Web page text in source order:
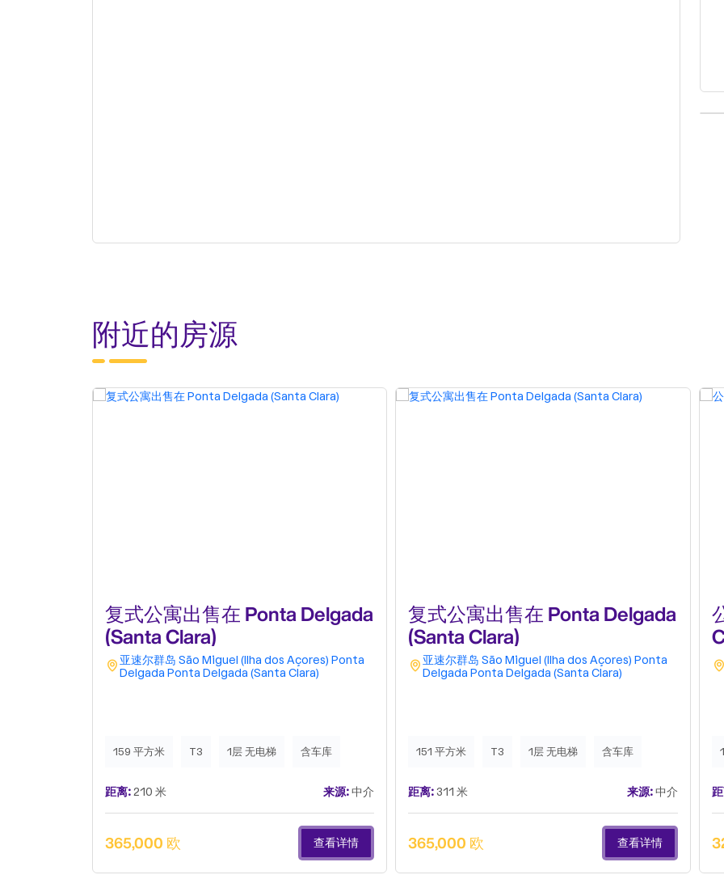
附近的房源
复式公寓出售在 Ponta Delgada
(Santa Clara)
亚速尔群岛 São Miguel (Ilha dos Açores) Ponta
Delgada Ponta Delgada (Santa Clara)
159 平方米 T3 1层 无电梯 含车库
距离:210 米 来源:中介
365,000 欧 查看详情
复式公寓出售在 Ponta Delgada
(Santa Clara)
亚速尔群岛 São Miguel (Ilha dos Açores) Ponta
Delgada Ponta Delgada (Santa Clara)
151 平方米 T3 1层 无电梯 含车库
距离: 311 米 来源:中介
365,000 欧 查看详情